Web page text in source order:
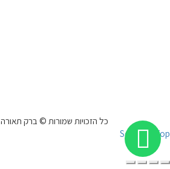
כל הזכויות שמורות © ברק תאורה
Scroll To Top